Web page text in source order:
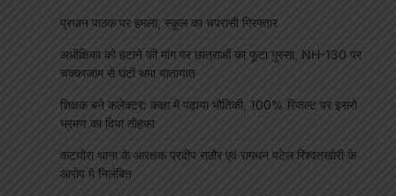
प्रधान पाठक पर हमला, स्कूल का चपरासी गिरफ्तार
अधीक्षिका को हटाने की मांग पर छात्राओं का फूटा गुस्सा, NH-130 पर
चक्काजाम से घंटों थमा यातायात
शिक्षक बने कलेक्टर: कक्षा में पढ़ाया भौतिकी, 100% रिजल्ट पर इसरो
भ्रमण का दिया तोहफा
कटघोरा थाना के आरक्षक प्रदीप राठौर एवं रामधन पटेल रिश्वतखोरी के
आरोप मे निलंबित